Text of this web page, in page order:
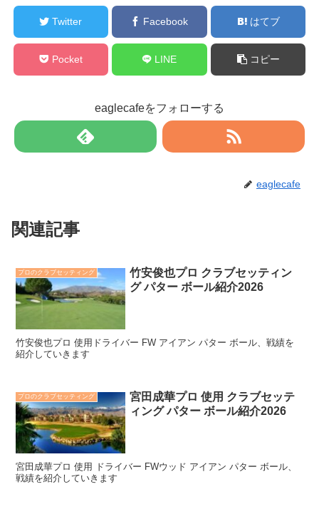
Twitter Facebook はてブ
Pocket LINE コピー
eaglecafeをフォローする
eaglecafe
関連記事
プロのクラブセッティング
竹安俊也プロ クラブセッティン
グ パター ボール紹介2026
竹安俊也プロ 使用ドライバー FW アイアン パター ボール、戦績を
紹介していきます
プロのクラブセッティング
宮田成華プロ 使用 クラブセッテ
ィング パター ボール紹介2026
宮田成華プロ 使用 ドライバー FWウッド アイアン パター ボール、
戦績を紹介していきます